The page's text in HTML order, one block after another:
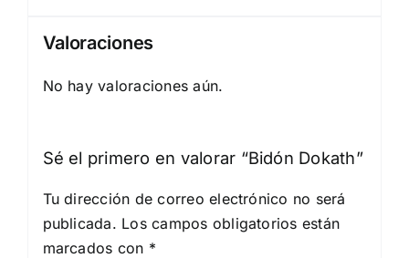
Valoraciones
No hay valoraciones aún.
Sé el primero en valorar “Bidón Dokath”
Tu dirección de correo electrónico no será
publicada. Los campos obligatorios están
marcados con *